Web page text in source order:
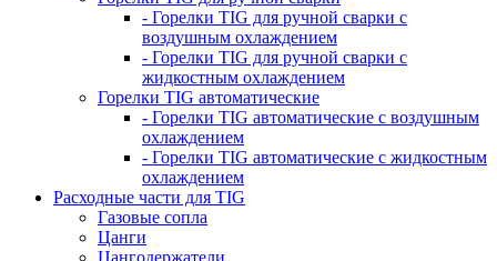
- Горелки TIG для ручной сварки с
воздушным охлаждением
- Горелки TIG для ручной сварки с
жидкостным охлаждением
Горелки TIG автоматические
- Горелки TIG автоматические с воздушным
охлаждением
- Горелки TIG автоматические с жидкостным
охлаждением
Расходные части для TIG
Газовые сопла
Цанги
Цангодержатели